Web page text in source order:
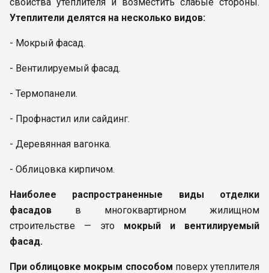
Утеплители делятся на несколько видов:
- Мокрый фасад.
- Вентилируемый фасад.
- Термопанели.
- Профнастил или сайдинг.
- Деревянная вагонка.
- Облицовка кирпичом.
Наиболее распространенные виды отделки
фасадов в многоквартирном жилищном
строительстве — это мокрый и вентилируемый
фасад.
При облицовке мокрым способом поверх утеплителя